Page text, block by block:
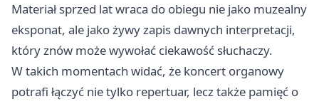
Materiał sprzed lat wraca do obiegu nie jako muzealny
eksponat, ale jako żywy zapis dawnych interpretacji,
który znów może wywołać ciekawość słuchaczy.
W takich momentach widać, że koncert organowy
potrafi łączyć nie tylko repertuar, lecz także pamięć o